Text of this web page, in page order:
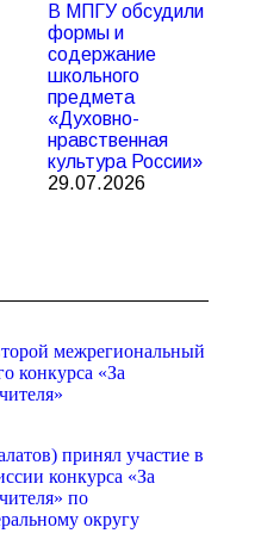
В МПГУ обсудили
формы и
содержание
школьного
предмета
«Духовно-
нравственная
культура России»
29.07.2026
межрегиональный
конкурса «За
принял участие в
конкурса «За
по
округу